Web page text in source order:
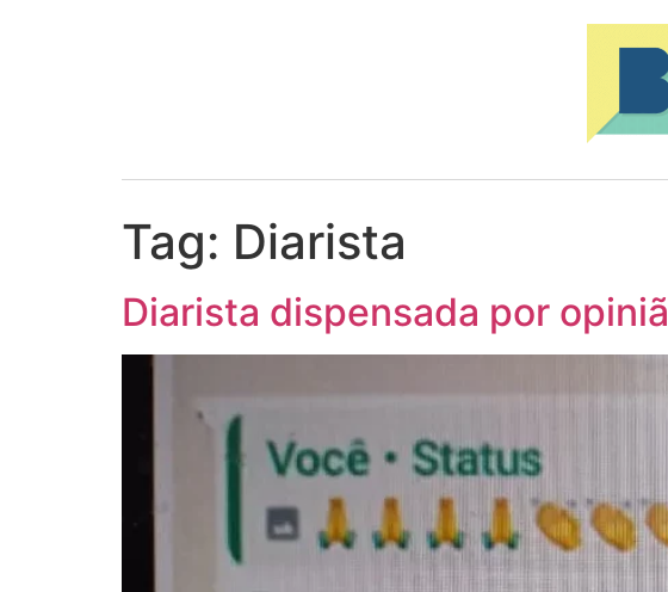
Tag: Diarista
Diarista dispensada por